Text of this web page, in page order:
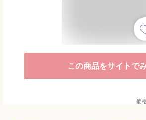
この商品をサイトで
価